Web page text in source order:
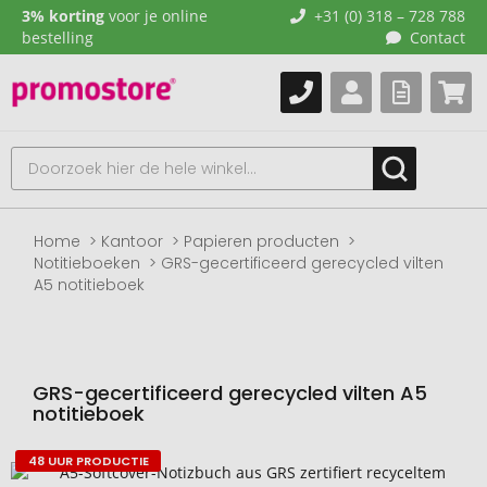
3% korting voor je online
bestelling
+31 (0) 318 – 728 788
Contact
Home Kantoor
Papieren producten
Notitieboeken
GRS-gecertificeerd gerecycled vilten
A5 notitieboek
GRS-gecertificeerd gerecycled vilten A5
notitieboek
Naar
48 UUR PRODUCTIE